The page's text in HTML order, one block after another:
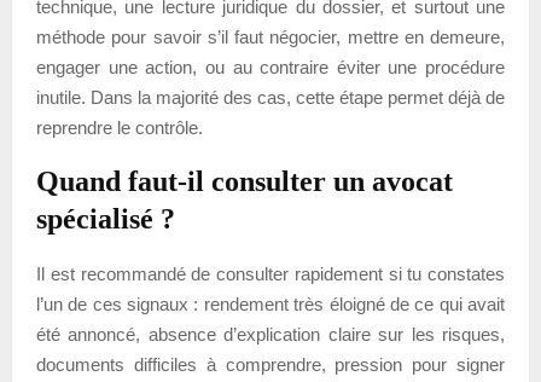
technique, une lecture juridique du dossier, et surtout une
méthode pour savoir s’il faut négocier, mettre en demeure,
engager une action, ou au contraire éviter une procédure
inutile. Dans la majorité des cas, cette étape permet déjà de
reprendre le contrôle.
Quand faut-il consulter un avocat
spécialisé ?
Il est recommandé de consulter rapidement si tu constates
l’un de ces signaux : rendement très éloigné de ce qui avait
été annoncé, absence d’explication claire sur les risques,
documents difficiles à comprendre, pression pour signer